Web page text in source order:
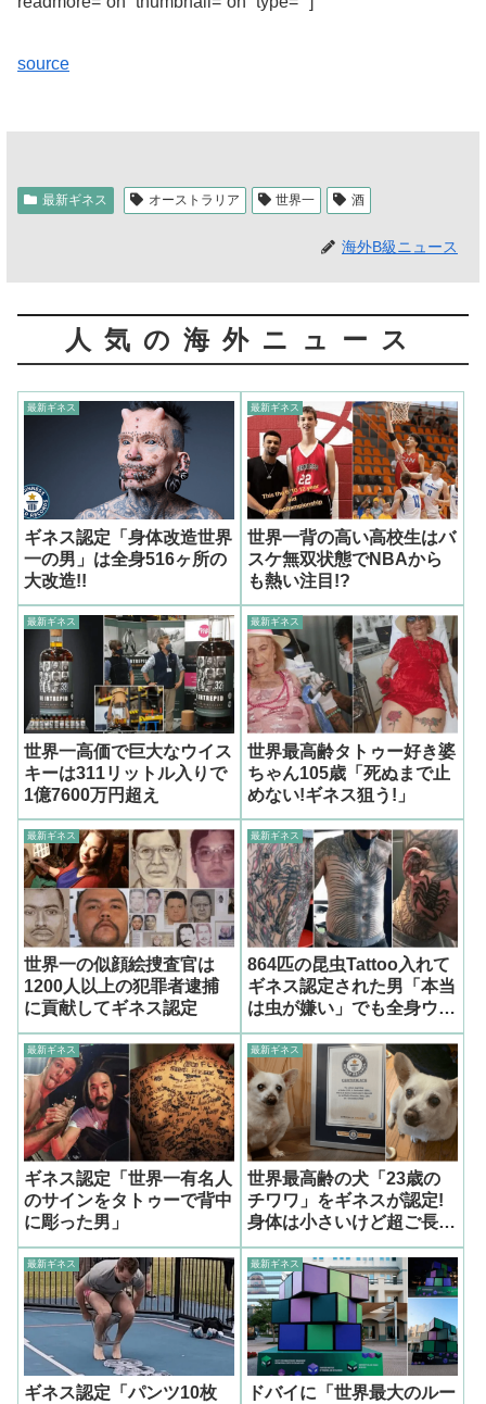
source
最新ギネス オーストラリア 世界一 酒
海外B級ニュース
人気の海外ニュース
最新ギネス
ギネス認定「身体改造世界
一の男」は全身516ヶ所の
大改造!!
最新ギネス
世界一背の高い高校生はバ
スケ無双状態でNBAから
も熱い注目!?
最新ギネス
世界一高価で巨大なウイス
キーは311リットル入りで
1億7600万円超え
最新ギネス
世界最高齢タトゥー好き婆
ちゃん105歳「死ぬまで止
めない!ギネス狙う!」
最新ギネス
世界一の似顔絵捜査官は
1200人以上の犯罪者逮捕
に貢献してギネス認定
最新ギネス
864匹の昆虫Tattoo入れて
ギネス認定された男「本当
は虫が嫌い」でも全身ウジ
ャウジャ
最新ギネス
ギネス認定「世界一有名人
のサインをタトゥーで背中
に彫った男」
最新ギネス
世界最高齢の犬「23歳の
チワワ」をギネスが認定!
身体は小さいけど超ご長寿
で態度も大きい
最新ギネス
ギネス認定「パンツ10枚
最新ギネス
ドバイに「世界最大のルー